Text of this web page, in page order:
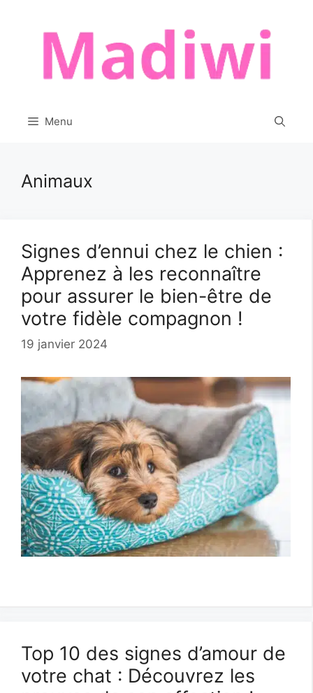
Menu
Animaux
Signes d’ennui chez le chien :
Apprenez à les reconnaître
pour assurer le bien-être de
votre fidèle compagnon !
19 janvier 2024
Top 10 des signes d’amour de
votre chat : Découvrez les